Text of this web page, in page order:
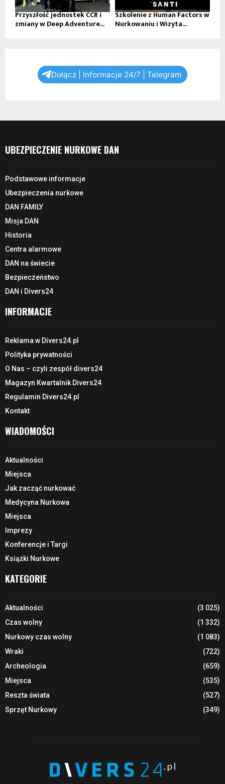
Przyszłość jednostek CCR i
zmiany w Deep Adventure...
Szkolenie z Human Factors w
Nurkowaniu i Wizyta...
Dołącz | Informacje 24/7 | Telegram
UBEZPIECZENIE NURKOWE DAN
Podstawowe informacje
Ubezpieczenia nurkowe
DAN FAMILY
Misja DAN
Historia
Centra alarmowe
DAN na świecie
Bezpieczeństwo
DAN i Divers24
INFORMACJE
Reklama w Divers24.pl
Polityka prywatności
O Nas – czyli zespół divers24
Magazyn Kwartalnik Divers24
Regulamin Divers24.pl
Kontakt
WIADOMOŚCI
Aktualności
Miejsca
Jak zacząć nurkować
Medycyna Nurkowa
Miejsca
Imprezy
Konferencje i Targi
Książki Nurkowe
KATEGORIE
Aktualności
(3 025)
Czas wolny
(1 332)
Nurkowy czas wolny
(1 083)
Wraki
(722)
Archeologia
(659)
Miejsca
(535)
Reszta świata
(527)
Sprzęt Nurkowy
(349)